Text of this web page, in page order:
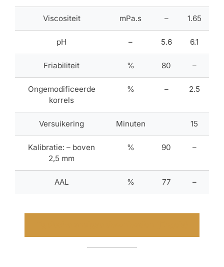
Viscositeit mPa.s – 1.65
pH – 5.6 6.1
Friabiliteit % 80 –
Ongemodificeerde
korrels
% – 2.5
Versuikering Minuten 15
Kalibratie: – boven
2,5 mm
% 90 –
AAL % 77 –